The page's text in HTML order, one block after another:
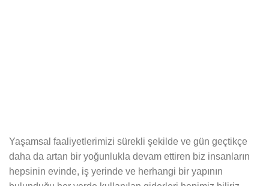
Yaşamsal faaliyetlerimizi sürekli şekilde ve gün geçtikçe
daha da artan bir yoğunlukla devam ettiren biz insanların
hepsinin evinde, iş yerinde ve herhangi bir yapının